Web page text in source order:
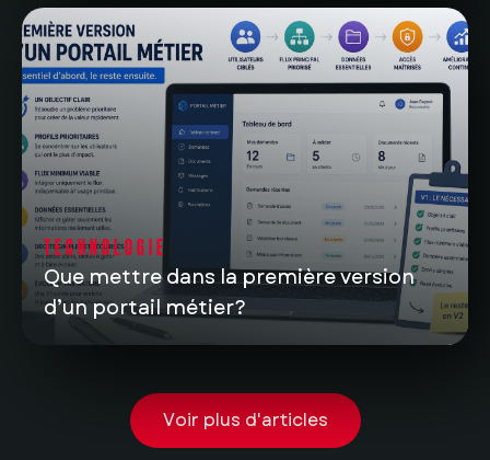
TECHNOLOGIE
Que mettre dans la première version
d’un portail métier?
Voir plus d'articles